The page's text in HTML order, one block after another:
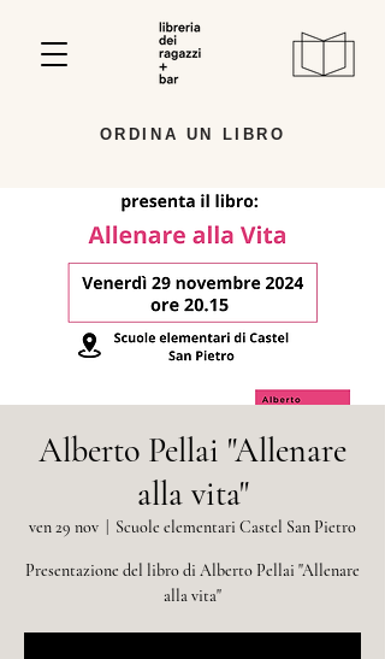
ORDINA UN LIBRO
Alberto Pellai "Allenare
alla vita"
ven 29 nov Scuole elementari Castel San Pietro
Presentazione del libro di Alberto Pellai "Allenare
alla vita"